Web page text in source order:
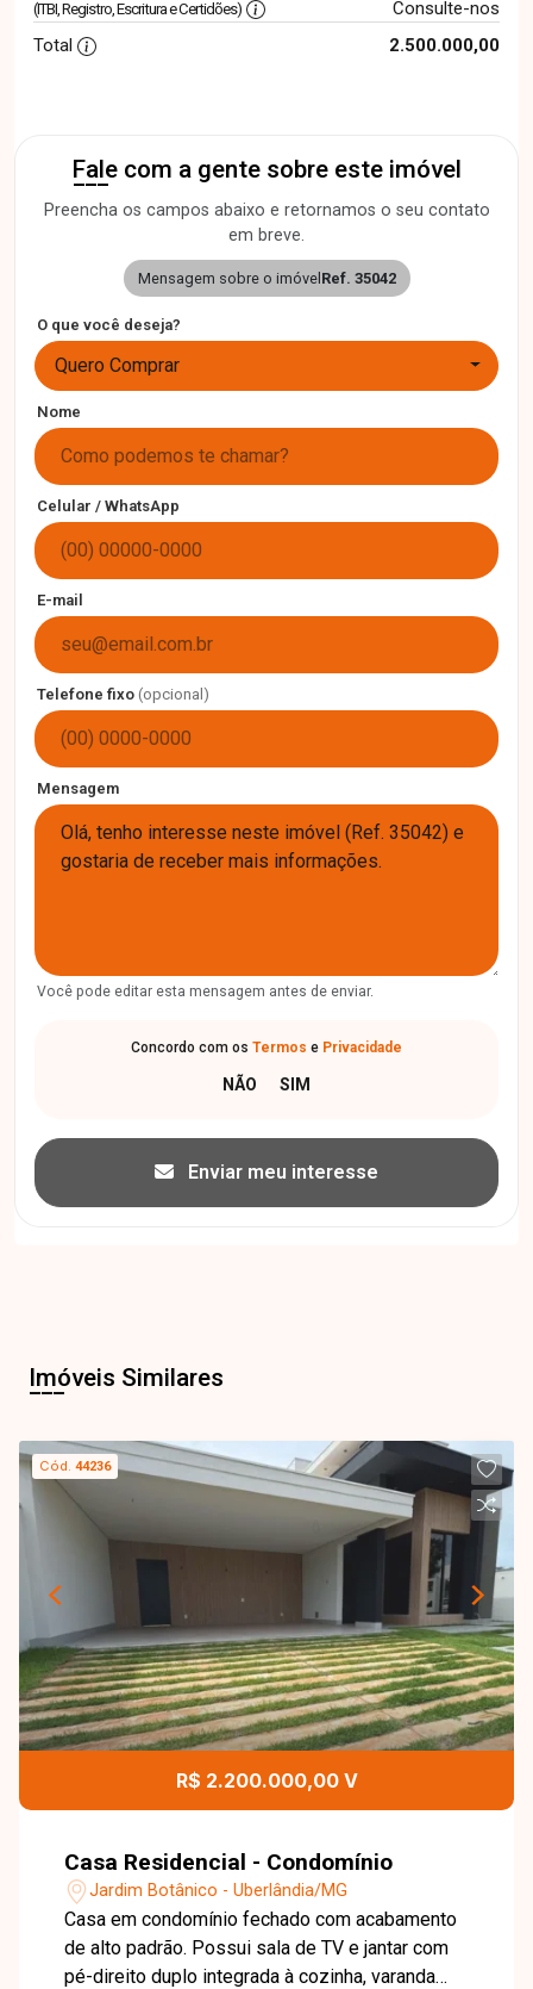
(ITBI, Registro, Escritura e Certidões)
Consulte-nos
Total
2.500.000,00
Fale com a gente sobre este imóvel
Preencha os campos abaixo e retornamos o seu contato
em breve.
Mensagem sobre o imóvelRef. 35042
O que você deseja?
Quero Comprar
Nome
Celular / WhatsApp
E-mail
Telefone fixo (opcional)
Mensagem
Você pode editar esta mensagem antes de enviar.
Concordo com os Termos e Privacidade
Enviar meu interesse
Imóveis Similares
Cód.44236
R$ 2.200.000,00 V
Casa Residencial - Condomínio
Jardim Botânico - Uberlândia/MG
Casa em condomínio fechado com acabamento
de alto padrão. Possui sala de TV e jantar com
pé-direito duplo integrada à cozinha, varanda